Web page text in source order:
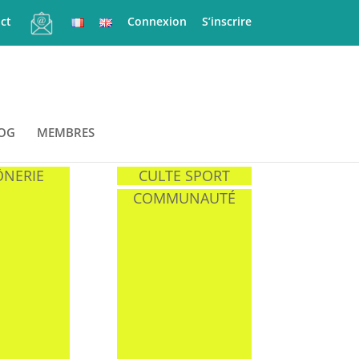
Connexion S’inscrire
MEMBRES
CULTE SPORT
COMMUNAUTÉ